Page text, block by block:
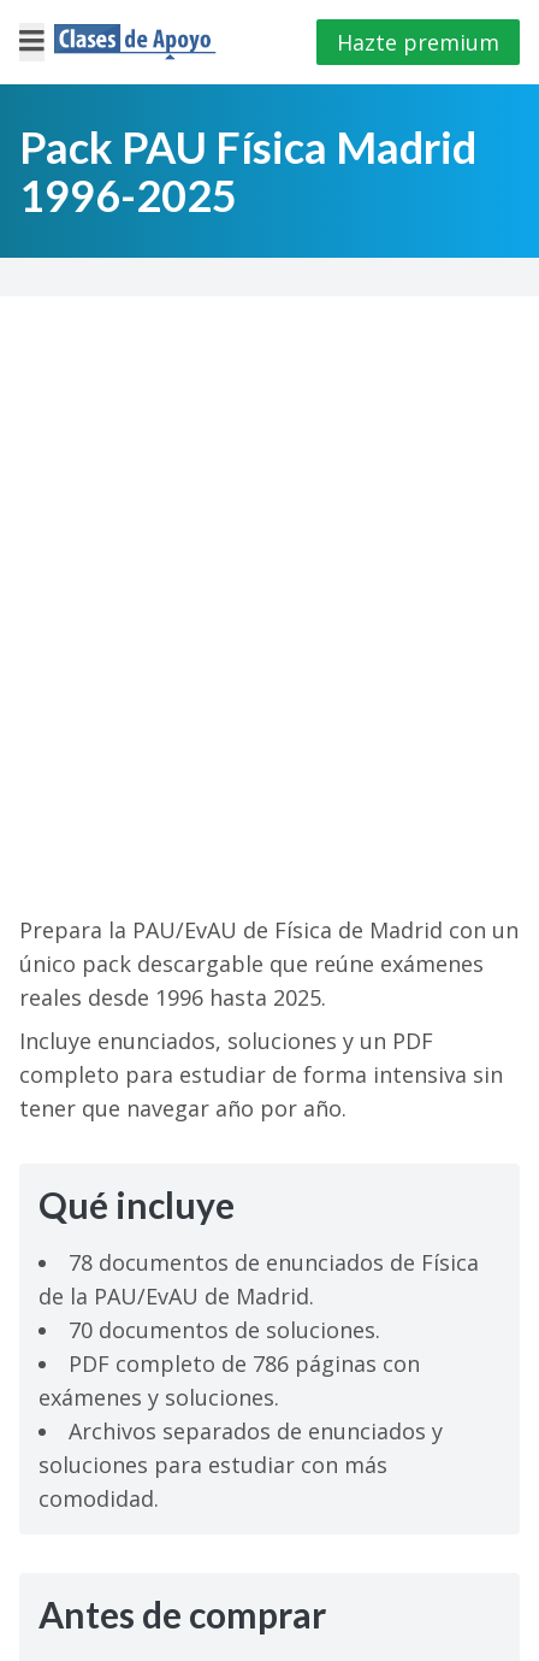
×
Iniciar
sesión
Hazte premium
Pack PAU Física Madrid
1996-2025
Prepara la PAU/EvAU de Física de Madrid con un
único pack descargable que reúne exámenes
reales desde 1996 hasta 2025.
Incluye enunciados, soluciones y un PDF
completo para estudiar de forma intensiva sin
tener que navegar año por año.
Qué incluye
78 documentos de enunciados de Física
de la PAU/EvAU de Madrid.
70 documentos de soluciones.
PDF completo de 786 páginas con
exámenes y soluciones.
Archivos separados de enunciados y
soluciones para estudiar con más
comodidad.
Antes de comprar